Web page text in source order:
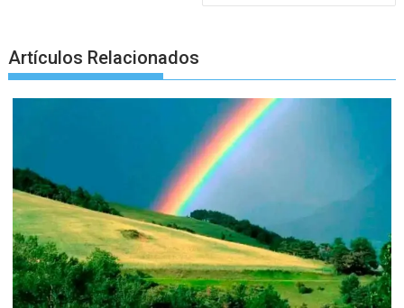
Artículos Relacionados